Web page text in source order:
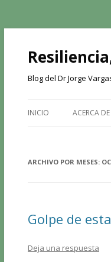
Blog del Dr Jorge
INICIO ACERCA DE
ARCHIVO POR MESES:
Golpe de
Deja una respuesta